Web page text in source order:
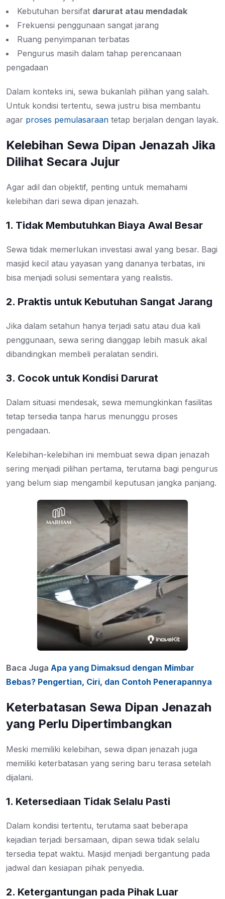
Kebutuhan bersifat darurat atau mendadak
Frekuensi penggunaan sangat jarang
Ruang penyimpanan terbatas
Pengurus masih dalam tahap perencanaan
pengadaan
Dalam konteks ini, sewa bukanlah pilihan yang salah.
Untuk kondisi tertentu, sewa justru bisa membantu
agar proses pemulasaraan tetap berjalan dengan layak.
Kelebihan Sewa Dipan Jenazah Jika
Dilihat Secara Jujur
Agar adil dan objektif, penting untuk memahami
kelebihan dari sewa dipan jenazah.
1. Tidak Membutuhkan Biaya Awal Besar
Sewa tidak memerlukan investasi awal yang besar. Bagi
masjid kecil atau yayasan yang dananya terbatas, ini
bisa menjadi solusi sementara yang realistis.
2. Praktis untuk Kebutuhan Sangat Jarang
Jika dalam setahun hanya terjadi satu atau dua kali
penggunaan, sewa sering dianggap lebih masuk akal
dibandingkan membeli peralatan sendiri.
3. Cocok untuk Kondisi Darurat
Dalam situasi mendesak, sewa memungkinkan fasilitas
tetap tersedia tanpa harus menunggu proses
pengadaan.
Kelebihan-kelebihan ini membuat sewa dipan jenazah
sering menjadi pilihan pertama, terutama bagi pengurus
yang belum siap mengambil keputusan jangka panjang.
Baca Juga Apa yang Dimaksud dengan Mimbar
Bebas? Pengertian, Ciri, dan Contoh Penerapannya
Keterbatasan Sewa Dipan Jenazah
yang Perlu Dipertimbangkan
Meski memiliki kelebihan, sewa dipan jenazah juga
memiliki keterbatasan yang sering baru terasa setelah
dijalani.
1. Ketersediaan Tidak Selalu Pasti
Dalam kondisi tertentu, terutama saat beberapa
kejadian terjadi bersamaan, dipan sewa tidak selalu
tersedia tepat waktu. Masjid menjadi bergantung pada
jadwal dan kesiapan pihak penyedia.
2. Ketergantungan pada Pihak Luar